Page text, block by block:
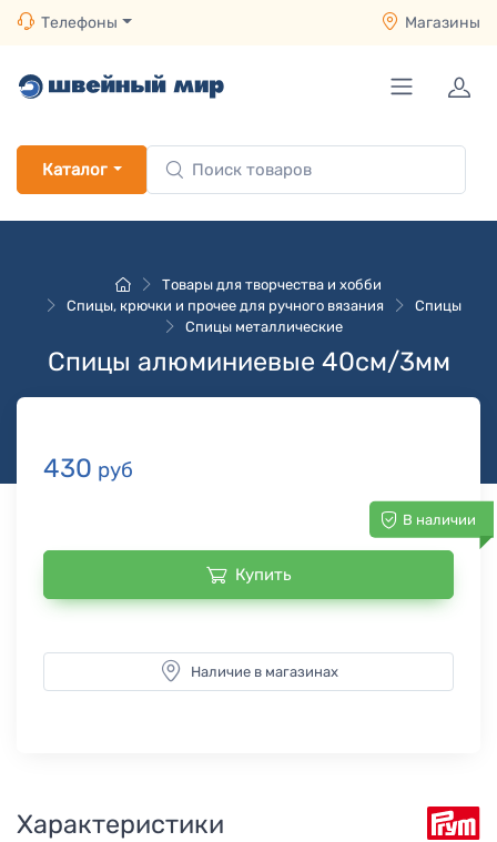
Телефоны Магазины
Каталог
Товары для творчества и хобби
Спицы, крючки и прочее для ручного вязания
Спицы
Спицы металлические
Спицы алюминиевые 40см/3мм
430 руб
В наличии
Купить
Наличие в магазинах
Характеристики